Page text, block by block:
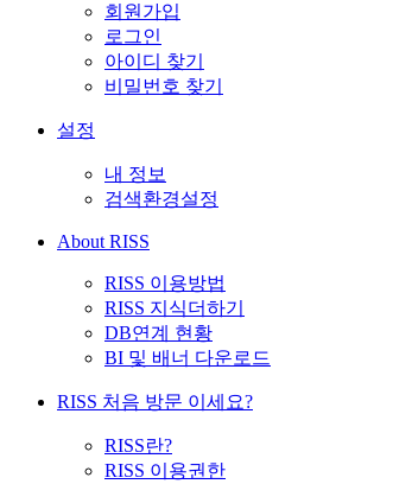
회원가입
로그인
아이디 찾기
비밀번호 찾기
설정
내 정보
검색환경설정
About RISS
RISS 이용방법
RISS 지식더하기
DB연계 현황
BI 및 배너 다운로드
RISS 처음 방문 이세요?
RISS란?
RISS 이용권한